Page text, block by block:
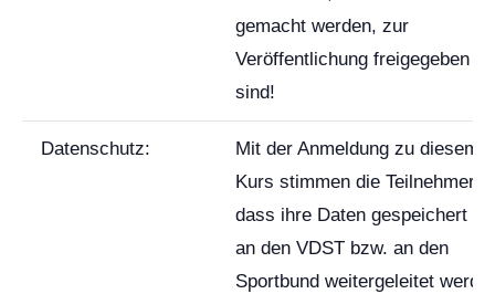
gemacht werden, zur
Veröffentlichung freigegeben
sind!
Datenschutz:
Mit der Anmeldung zu diesem
Kurs stimmen die Teilnehmer
dass ihre Daten gespeichert
an den VDST bzw. an den
Sportbund weitergeleitet